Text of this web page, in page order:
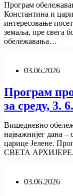
Програм
Константина и
интересовање
земаља, пре свега
обележавања…
03.06.2026
Програм
за среду, 3.
Вишедневно
најважнијег дана
царице Јелене.
СВЕТА
03.06.2026